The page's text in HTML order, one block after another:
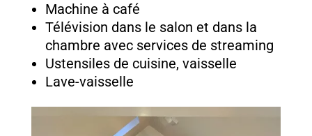
Machine à café
Télévision dans le salon et dans la
chambre avec services de streaming
Ustensiles de cuisine, vaisselle
Lave-vaisselle